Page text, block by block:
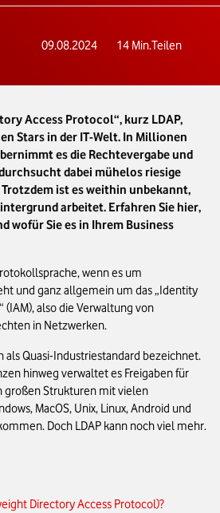
09.08.2024 14 Min.Teilen
Access Protocol“, kurz LDAP,
Stars in der IT-Welt. In Millionen
es die Rechtevergabe und
dabei mühelos riesige
ist es weithin unbekannt,
arbeitet. Erfahren Sie hier,
wofür Sie es in Ihrem Business
wenn es um
und ganz allgemein um das „Identity
(IAM), also die Verwaltung von
in Netzwerken.
als Quasi-Industriestandard bezeichnet.
hinweg verwaltet es Freigaben für
großen Strukturen mit vielen
MacOS, Unix, Linux, Android und
Doch LDAP kann noch viel mehr.
Directory Access Protocol)?